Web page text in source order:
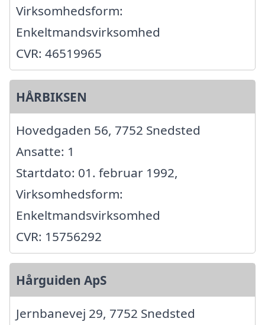
Virksomhedsform:
Enkeltmandsvirksomhed
CVR: 46519965
HÅRBIKSEN
Hovedgaden 56, 7752 Snedsted
Ansatte: 1
Startdato: 01. februar 1992,
Virksomhedsform:
Enkeltmandsvirksomhed
CVR: 15756292
Hårguiden ApS
Jernbanevej 29, 7752 Snedsted